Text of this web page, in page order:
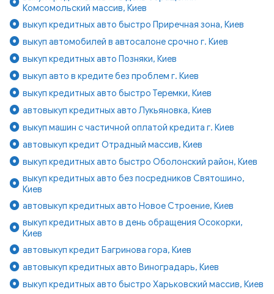
Комсомольский массив, Киев
выкуп кредитных авто быстро Приречная зона, Киев
выкуп автомобилей в автосалоне срочно г. Киев
выкуп кредитных авто Позняки, Киев
выкуп авто в кредите без проблем г. Киев
выкуп кредитных авто быстро Теремки, Киев
автовыкуп кредитных авто Лукьяновка, Киев
выкуп машин с частичной оплатой кредита г. Киев
автовыкуп кредит Отрадный массив, Киев
выкуп кредитных авто быстро Оболонский район, Киев
выкуп кредитных авто без посредников Святошино,
Киев
автовыкуп кредитных авто Новое Строение, Киев
выкуп кредитных авто в день обращения Осокорки,
Киев
автовыкуп кредит Багринова гора, Киев
автовыкуп кредитных авто Виноградарь, Киев
выкуп кредитных авто быстро Харьковский массив, Киев